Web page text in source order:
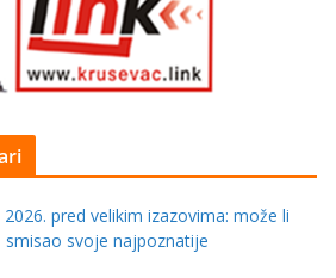
pred velikim izazovima: može li
smisao svoje najpoznatije